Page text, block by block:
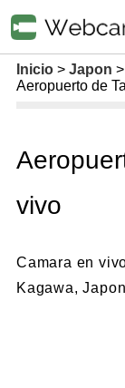
Inicio Japon
Aeropuerto de
vivo
Camara en
Kagawa,